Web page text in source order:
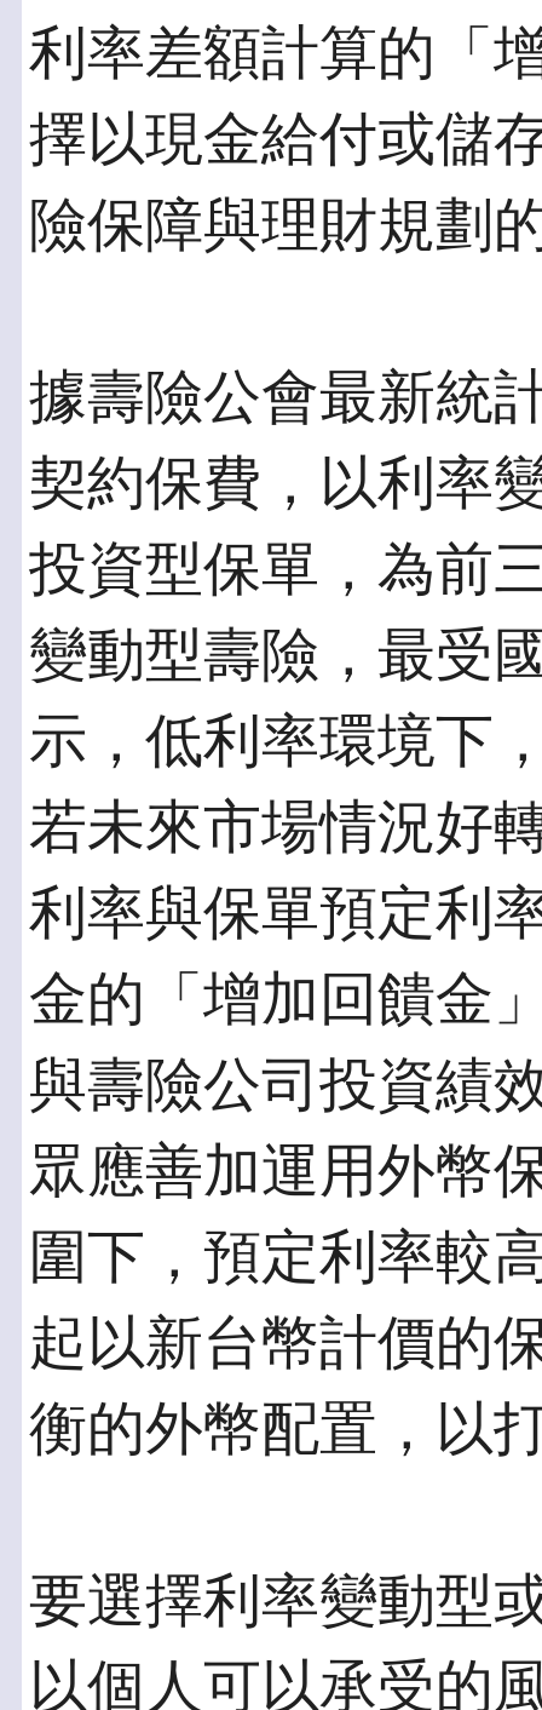
利率差額計算的「
擇以現金給付或儲
險保障與理財規劃
據壽險公會最新統
契約保費，以利率
投資型保單，為前
變動型壽險，最受
示，低利率環境下
若未來市場情況好
利率與保單預定利
金的「增加回饋金
與壽險公司投資績
眾應善加運用外幣
圍下，預定利率較
起以新台幣計價的
衡的外幣配置，以
要選擇利率變動型
以個人可以承受的